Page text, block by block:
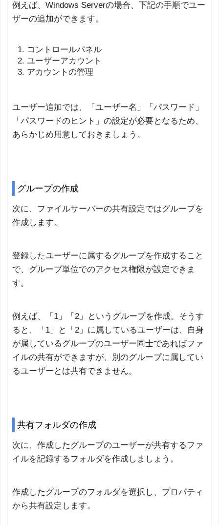
例えば、Windows Serverの場合、下記の手順でユー
ザーの追加ができます。
コントロールパネル
ユーザーアカウント
アカウントの管理
ユーザー追加では、「ユーザー名」「パスワード」
「パスワードのヒント」の設定が必要となるため、
あらかじめ用意しておきましょう。
グループの作成
次に、ファイルサーバーの共有設定ではグループを
作成します。
登録したユーザーに属するグループを作成すること
で、グループ単位でのアクセス権限が設定できま
す。
例えば、「1」「2」というグループを作成。そうす
ると、「1」と「2」に属しているユーザーは、自身
が属しているグループのユーザー同士であればファ
イルの共有ができますが、別のグループに属してい
るユーザーとは共有できません。
共有フォルダの作成
次に、作成したグループのユーザーが共有するファ
イルを記録するフォルダを作成しましょう。
作成したグループのフォルダを選択し、プロパティ
から共有設定します。